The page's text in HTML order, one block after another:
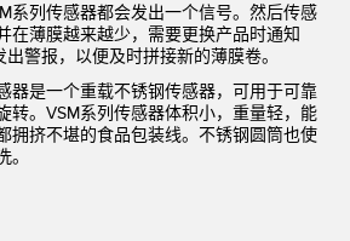
系列传感器都会发出一个信号。然后传感
在薄膜越来越少，需要更换产品时通知
警报，以便及时拼接新的薄膜卷。
器是一个重载不锈钢传感器，可用于可靠
转。VSM系列传感器体积小，重量轻，能
拥挤不堪的食品包装线。不锈钢圆筒也使